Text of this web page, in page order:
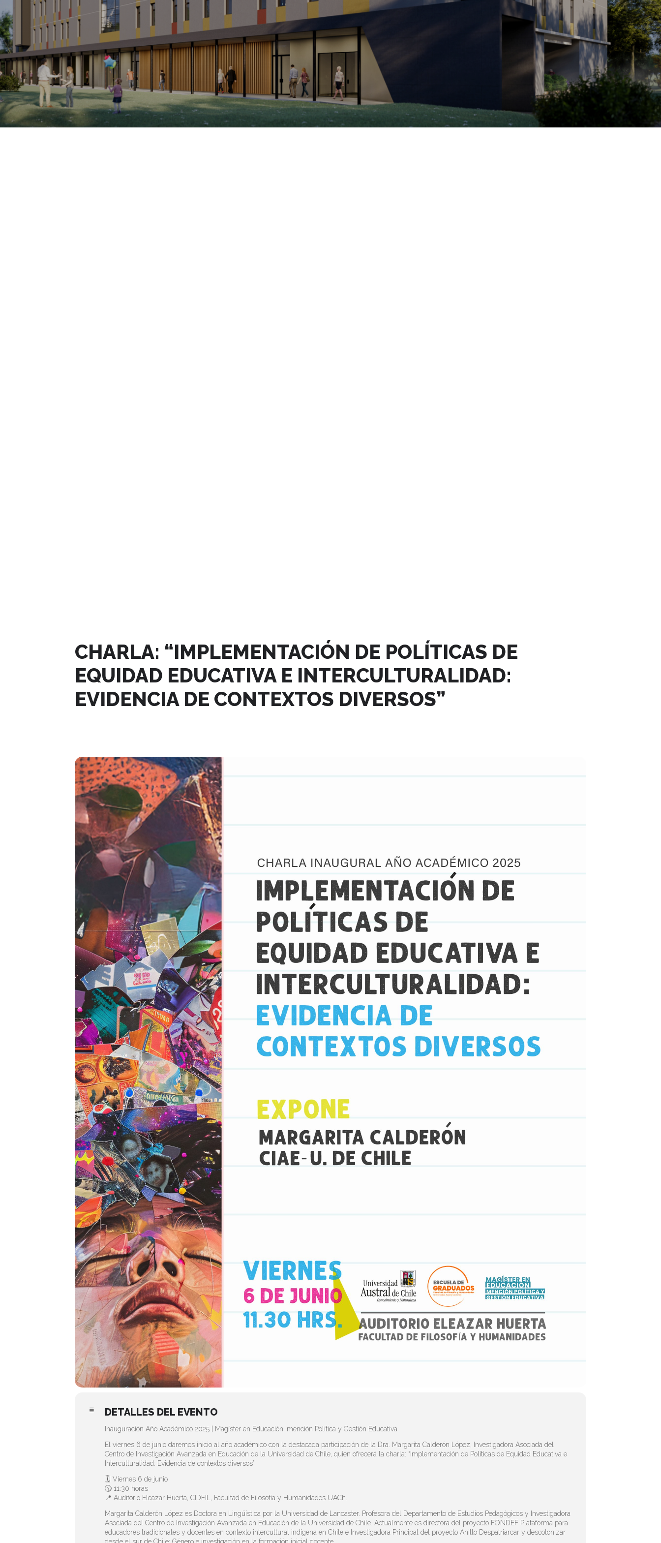
CHARLA: “IMPLEMENTACIÓN DE POLÍTICAS DE
EQUIDAD EDUCATIVA E INTERCULTURALIDAD:
EVIDENCIA DE CONTEXTOS DIVERSOS”
DETALLES DEL EVENTO
Inauguración Año Académico 2025 | Magíster en Educación, mención Política y Gestión Educativa
El viernes 6 de junio daremos inicio al año académico con la destacada participación de la Dra. Margarita Calderón López, Investigadora Asociada del
Centro de Investigación Avanzada en Educación de la Universidad de Chile, quien ofrecerá la charla: “Implementación de Políticas de Equidad Educativa e
Interculturalidad: Evidencia de contextos diversos”
🗓 Viernes 6 de junio
🕦 11:30 horas
📍 Auditorio Eleazar Huerta, CIDFIL, Facultad de Filosofía y Humanidades UACh.
Margarita Calderón López es Doctora en Lingüística por la Universidad de Lancaster. Profesora del Departamento de Estudios Pedagógicos y Investigadora
Asociada del Centro de Investigación Avanzada en Educación de la Universidad de Chile. Actualmente es directora del proyecto FONDEF Plataforma para
educadores tradicionales y docentes en contexto intercultural indígena en Chile e Investigadora Principal del proyecto Anillo Despatriarcar y descolonizar